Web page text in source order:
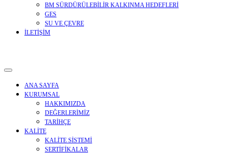
BM SÜRDÜRÜLEBİLİR KALKINMA HEDEFLERİ
GES
SU VE ÇEVRE
İLETİŞİM
ANA SAYFA
KURUMSAL
HAKKIMIZDA
DEĞERLERİMİZ
TARİHÇE
KALİTE
KALİTE SİSTEMİ
SERTİFİKALAR